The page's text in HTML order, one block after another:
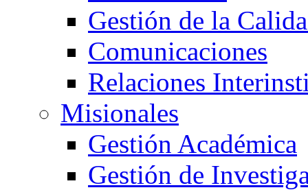
Gestión de la
Comunicaciones
Relaciones
Misionales
Gestión Académica
Gestión de